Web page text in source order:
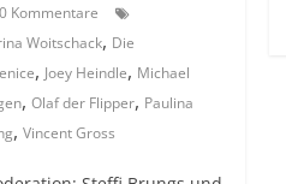
0 Kommentare
Woitschack, Die
, Joey Heindle, Michael
, Olaf der Flipper, Paulina
, Vincent Gross